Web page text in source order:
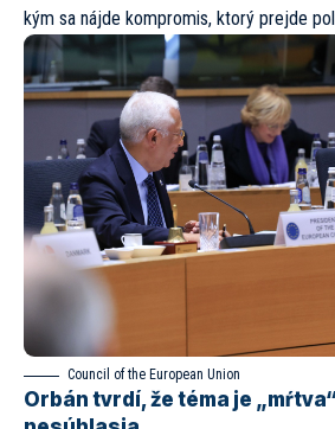
kým sa nájde kompromis, ktorý prejde
Council of the European Union
Orbán tvrdí, že téma je